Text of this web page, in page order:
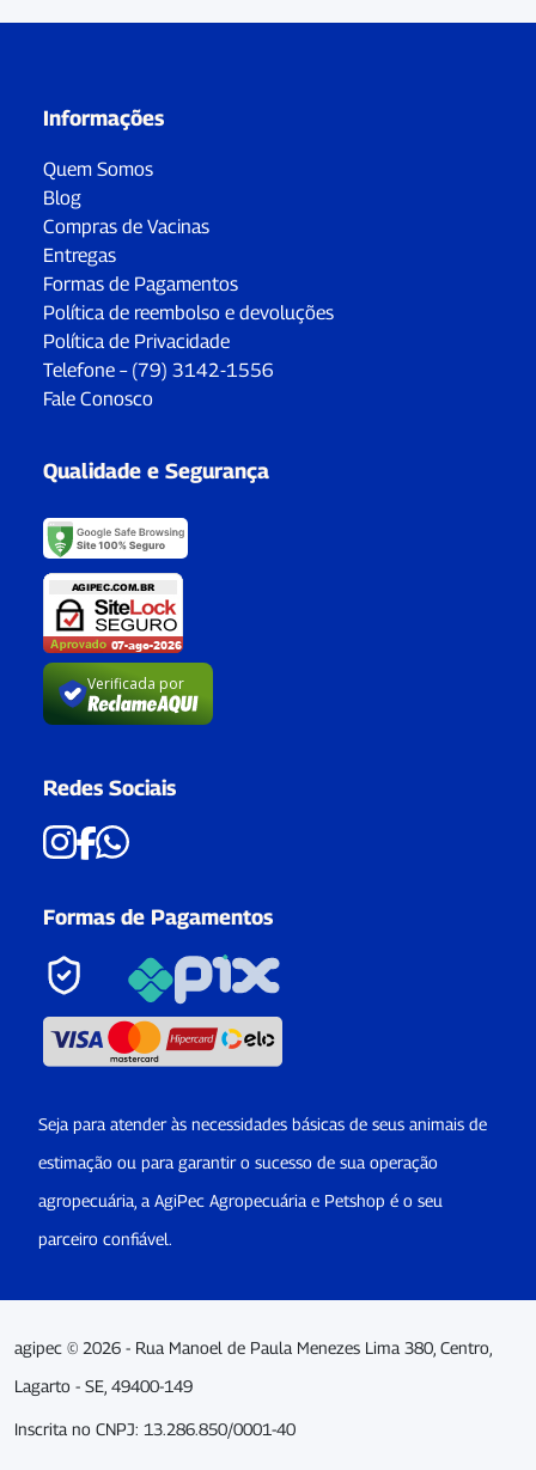
Informações
Quem Somos
Blog
Compras de Vacinas
Entregas
Formas de Pagamentos
Política de reembolso e devoluções
Política de Privacidade
Telefone – (79) 3142-1556
Fale Conosco
Qualidade e Segurança
Verificada por
Redes Sociais
Formas de Pagamentos
Seja para atender às necessidades básicas de seus animais de
estimação ou para garantir o sucesso de sua operação
agropecuária, a AgiPec Agropecuária e Petshop é o seu
parceiro confiável.
agipec © 2026 - Rua Manoel de Paula Menezes Lima 380, Centro,
Lagarto - SE, 49400-149
Inscrita no CNPJ: 13.286.850/0001-40